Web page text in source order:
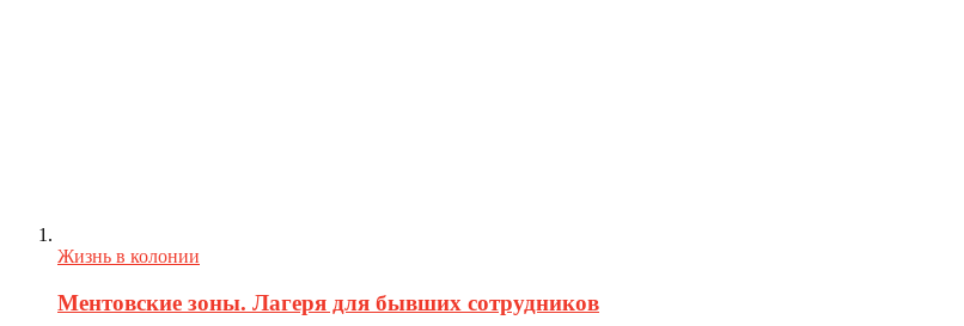
Жизнь в колонии
Ментовские зоны. Лагеря для бывших сотрудников